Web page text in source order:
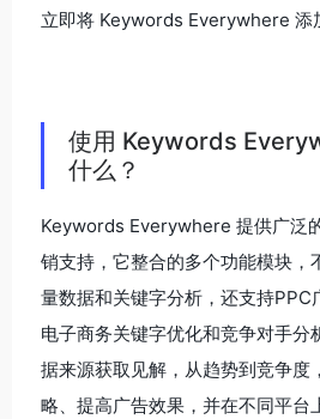
立即将 Keywords Everywhere 添
使用 Keywords
什么？
Keywords Everywhere 提供广泛
销支持，它整合的多个功能模块，
量数据和关键字分析，还支持PPC
电子商务关键字优化和竞争对手分
据来源获取见解，从趋势到竞争度
略、提高广告效果，并在不同平台